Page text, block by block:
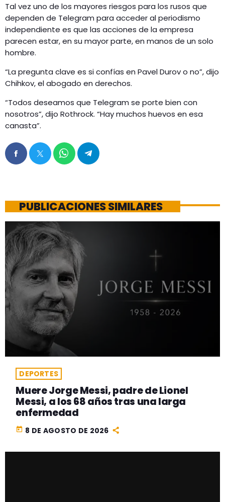
Tal vez uno de los mayores riesgos para los rusos que
dependen de Telegram para acceder al periodismo
independiente es que las acciones de la empresa
parecen estar, en su mayor parte, en manos de un solo
hombre.
“La pregunta clave es si confías en Pavel Durov o no”, dijo
Chihkov, el abogado en derechos.
“Todos deseamos que Telegram se porte bien con
nosotros”, dijo Rothrock. “Hay muchos huevos en esa
canasta”.
PUBLICACIONES SIMILARES
DEPORTES
Muere Jorge Messi, padre de Lionel
Messi, a los 68 años tras una larga
enfermedad
today 8 DE AGOSTO DE 2026